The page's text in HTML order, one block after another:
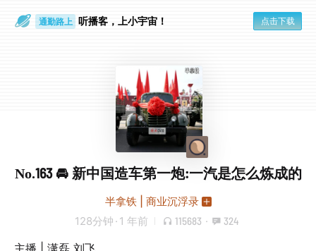
通勤路上 听播客，上小宇宙！ 点击下载
No.163 🚘️ 新中国造车第一炮:一汽是怎么炼成的
半拿铁 | 商业沉浮录
128分钟 · 1 年前 115683 · 324
主播 | 潇磊 刘飞